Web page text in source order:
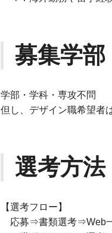
募集学部
学部・学科・専攻不問
但し、デザイン職希望者
選考方法
【選考フロー】
応募⇒書類選考⇒Web